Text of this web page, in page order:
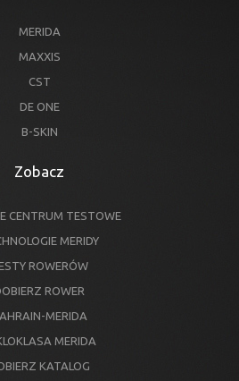
MERIDA
MAXXIS
CST
DE ONE
B-SKIN
Zobacz
CENTRUM TESTOWE
MERIDY
ROWERÓW
ROWER
MERIDA
MERIDA
KATALOG